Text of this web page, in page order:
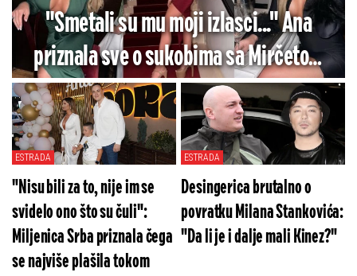
"Smetali su mu moji izlasci..." Ana
priznala sve o sukobima sa Mirčetom
zbog noćnog života - Ovo je razlog
razvoda?
ESTRADA
"Nisu bili za to, nije im se
svidelo ono što su čuli":
Miljenica Srba priznala čega
se najviše plašila tokom
ESTRADA
Desingerica brutalno o
povratku Milana Stankovića:
"Da li je i dalje mali Kinez?"